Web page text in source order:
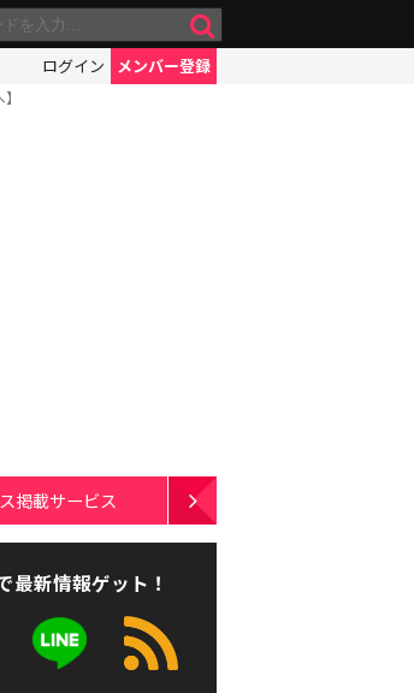
ログイン メンバー登録
掲載サービス
最新情報ゲット！